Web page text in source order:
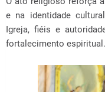
e na identidade
Igreja, fiéis e
fortalecimento espiritual.